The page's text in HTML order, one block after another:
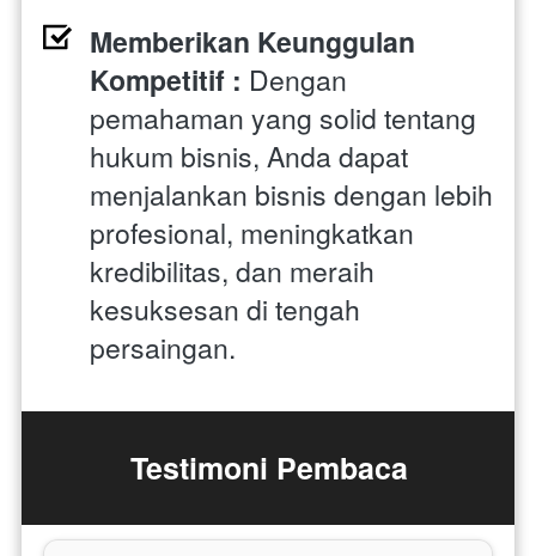
Memberikan Keunggulan
Kompetitif : Dengan
pemahaman yang solid tentang
hukum bisnis, Anda dapat
menjalankan bisnis dengan lebih
profesional, meningkatkan
kredibilitas, dan meraih
kesuksesan di tengah
persaingan.
Testimoni Pembaca